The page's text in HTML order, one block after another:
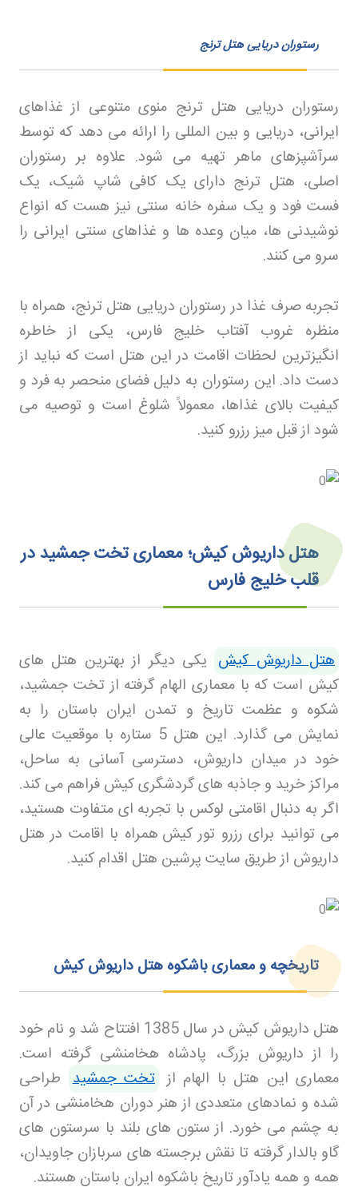
رستوران دریایی هتل ترنج
رستوران دریایی هتل ترنج منوی متنوعی از غذاهای
ایرانی، دریایی و بین المللی را ارائه می دهد که توسط
سرآشپزهای ماهر تهیه می شود. علاوه بر رستوران
اصلی، هتل ترنج دارای یک کافی شاپ شیک، یک
فست فود و یک سفره خانه سنتی نیز هست که انواع
نوشیدنی ها، میان وعده ها و غذاهای سنتی ایرانی را
سرو می کنند.
تجربه صرف غذا در رستوران دریایی هتل ترنج، همراه با
منظره غروب آفتاب خلیج فارس، یکی از خاطره
انگیزترین لحظات اقامت در این هتل است که نباید از
دست داد. این رستوران به دلیل فضای منحصر به فرد و
کیفیت بالای غذاها، معمولاً شلوغ است و توصیه می
شود از قبل میز رزرو کنید.
هتل داریوش کیش؛ معماری تخت جمشید در
قلب خلیج فارس
هتل داریوش کیش یکی دیگر از بهترین هتل های
کیش است که با معماری الهام گرفته از تخت جمشید،
شکوه و عظمت تاریخ و تمدن ایران باستان را به
نمایش می گذارد. این هتل 5 ستاره با موقعیت عالی
خود در میدان داریوش، دسترسی آسانی به ساحل،
مراکز خرید و جاذبه های گردشگری کیش فراهم می کند.
اگر به دنبال اقامتی لوکس با تجربه ای متفاوت هستید،
می توانید برای رزرو تور کیش همراه با اقامت در هتل
داریوش از طریق سایت پرشین هتل اقدام کنید.
تاریخچه و معماری باشکوه هتل داریوش کیش
هتل داریوش کیش در سال 1385 افتتاح شد و نام خود
را از داریوش بزرگ، پادشاه هخامنشی گرفته است.
معماری این هتل با الهام از تخت جمشید طراحی
شده و نمادهای متعددی از هنر دوران هخامنشی در آن
به چشم می خورد. از ستون های بلند با سرستون های
گاو بالدار گرفته تا نقش برجسته های سربازان جاویدان،
همه و همه یادآور تاریخ باشکوه ایران باستان هستند.